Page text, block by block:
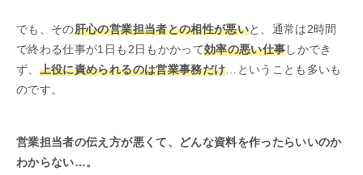
でも、その肝心の営業担当者との相性が悪いと、通常は2時間
で終わる仕事が1日も2日もかかって効率の悪い仕事しかでき
ず、 上役に責められるのは営業事務だけ …ということも多いも
のです。
営業担当者の伝え方が悪くて、どんな資料を作ったらいいのか
わからない…。